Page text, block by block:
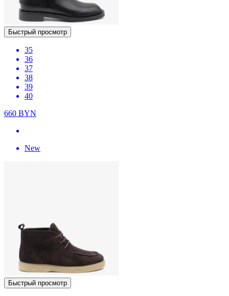
Быстрый просмотр
35
36
37
38
39
40
660 BYN
New
Быстрый просмотр